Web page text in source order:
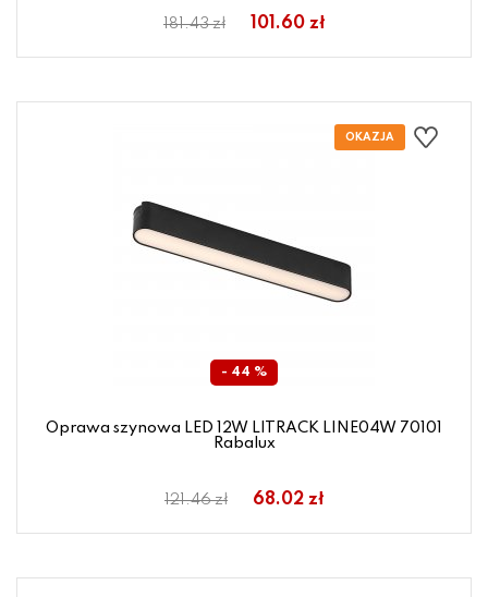
181.43 zł 101.60 zł
- 44 %
Oprawa szynowa LED 12W LITRACK LINE04W 70101
Rabalux
121.46 zł 68.02 zł